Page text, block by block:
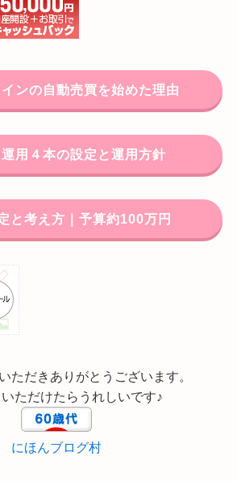
ンの自動売買を始めた理由
用４本の設定と運用方針
と考え方｜予算約100万円
ただきありがとうございます。
ただけたらうれしいです♪
にほんブログ村